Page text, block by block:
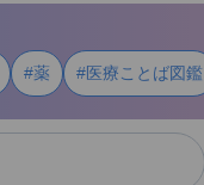
#薬 #医療ことば図鑑